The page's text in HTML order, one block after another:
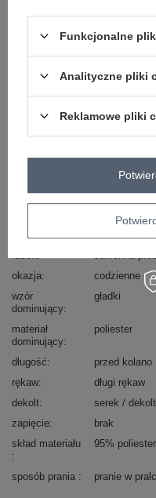
ZALOGUJ
sposób prania : pranie w pralce
Kod produktu
RP-TU-
RUE PARIS
okazja
codzienne
wzór
dominujący
gładki
materiał
dominujący
poliester
długość
przed kolano
rękaw
długi rękaw
dekolt
serek /
zapięcie
brak
skład materiału
95% poliester
sposób prania pranie w
Funkcjonalne
Analityczne pliki
Reklamowe pliki